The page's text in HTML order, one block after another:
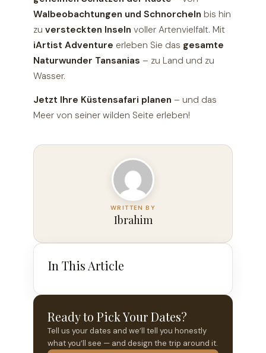
Walbeobachtungen und Schnorcheln bis hin
zu versteckten Inseln voller Artenvielfalt. Mit
iArtist Adventure erleben Sie das gesamte
Naturwunder Tansanias – zu Land und zu
Wasser.
Jetzt Ihre Küstensafari planen – und das
Meer von seiner wilden Seite erleben!
Ibrahim
In This Article
Ready to Pick Your Dates?
Tell us your dates and we’ll tell you honestly
what you’ll see — and design the trip around it.